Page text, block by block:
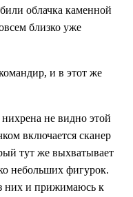
облачка каменной
близко уже
и в этот же
не видно этой
включается сканер
тут же выхватывает
небольших фигурок.
них и прижимаюсь к